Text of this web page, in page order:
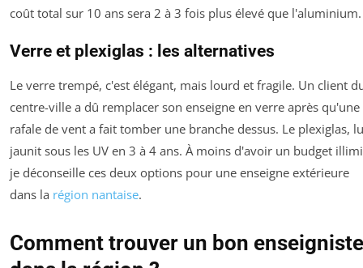
coût total sur 10 ans sera 2 à 3 fois plus élevé que l'aluminium.
Verre et plexiglas : les alternatives
Le verre trempé, c'est élégant, mais lourd et fragile. Un client
centre-ville a dû remplacer son enseigne en verre après qu'une
rafale de vent a fait tomber une branche dessus. Le plexiglas,
jaunit sous les UV en 3 à 4 ans. À moins d'avoir un budget
je déconseille ces deux options pour une enseigne extérieure
dans la région nantaise.
Comment trouver un bon enseigniste